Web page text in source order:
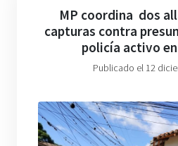
MP coordina dos
capturas contra
policía activo
Publicado el 12